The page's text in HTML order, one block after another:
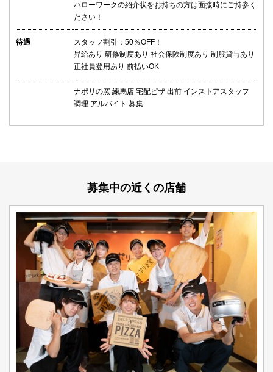
ハローワークの紹介状をお持ちの方は面接時にご持参く
ださい！
待遇
スタッフ割引：50％OFF！
昇給あり 研修制度あり 社会保険制度あり 制服貸与あり
正社員登用あり 前払いOK
ナポリの窯 練馬店 宅配ピザ 出前 インストアスタッフ
調理 アルバイト 募集
募集中の近くの店舗